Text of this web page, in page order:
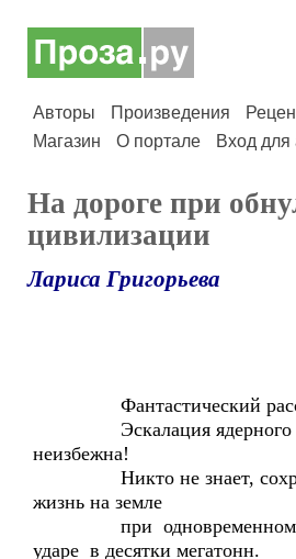
Авторы Произведения
Магазин
О портале Вход для
На дороге при
цивилизации
Лариса Григорьева
Фантастический
Эскалация ядерного
неизбежна!
Никто не знает,
жизнь на земле
при одновременном
ударе в десятки мегатонн.